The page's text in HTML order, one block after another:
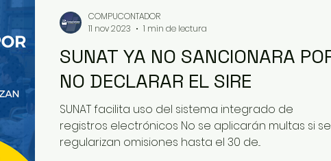
SUNAT YA NO SANCIONARA POR
NO DECLARAR EL SIRE
SUNAT facilita uso del sistema integrado de
registros electrónicos No se aplicarán multas si se
regularizan omisiones hasta el 30 de...
COMPUCONTADOR
11 nov 2023
1 min de lectura